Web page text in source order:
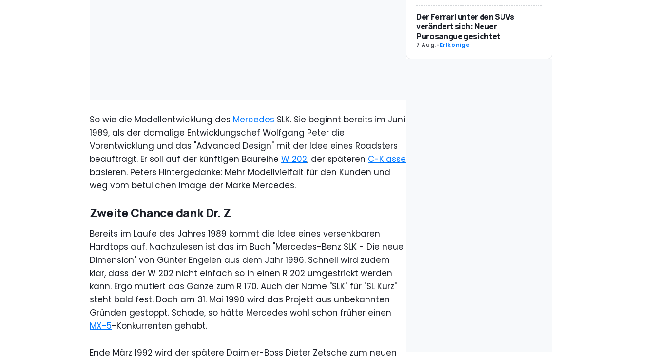
So wie die Modellentwicklung des Mercedes SLK. Sie beginnt bereits im Juni
1989, als der damalige Entwicklungschef Wolfgang Peter die
Vorentwicklung und das "Advanced Design" mit der Idee eines Roadsters
beauftragt. Er soll auf der künftigen Baureihe W 202, der späteren C-Klasse
basieren. Peters Hintergedanke: Mehr Modellvielfalt für den Kunden und
weg vom betulichen Image der Marke Mercedes.
Zweite Chance dank Dr. Z
Bereits im Laufe des Jahres 1989 kommt die Idee eines versenkbaren
Hardtops auf. Nachzulesen ist das im Buch "Mercedes-Benz SLK - Die neue
Dimension" von Günter Engelen aus dem Jahr 1996. Schnell wird zudem
klar, dass der W 202 nicht einfach so in einen R 202 umgestrickt werden
kann. Ergo mutiert das Ganze zum R 170. Auch der Name "SLK" für "SL Kurz"
steht bald fest. Doch am 31. Mai 1990 wird das Projekt aus unbekannten
Gründen gestoppt. Schade, so hätte Mercedes wohl schon früher einen
MX-5-Konkurrenten gehabt.
Ende März 1992 wird der spätere Daimler-Boss Dieter Zetsche zum neuen
Der Ferrari unter den SUVs
verändert sich: Neuer
Purosangue gesichtet
7 Aug.-Erlkönige